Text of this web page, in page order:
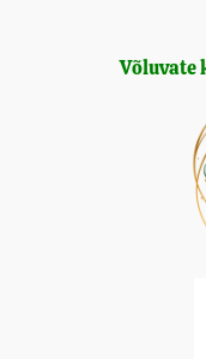
Võluvate